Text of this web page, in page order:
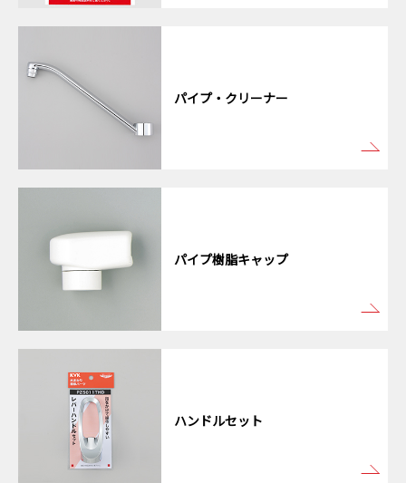
パイプ・クリーナー
パイプ樹脂キャップ
ハンドルセット